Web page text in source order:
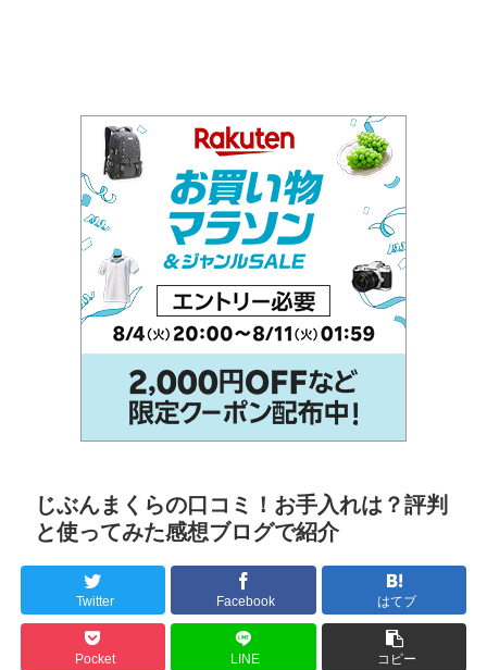
じぶんまくらの口コミ！お手入れは？評判
と使ってみた感想ブログで紹介
Twitter Facebook はてブ
Pocket LINE コピー